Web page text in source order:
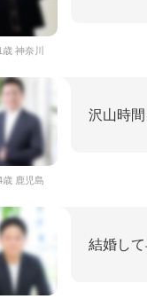
歳 神奈川
歳 鹿児島
沢山時
結婚し